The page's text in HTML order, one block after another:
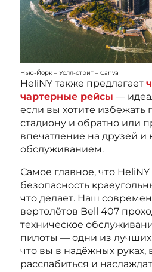
Нью-Йорк – Уолл-стрит – Canva
HeliNY также предлагает
чартерные рейсы —
если вы хотите избежать
стадиону и обратно или
впечатление на друзей и
обслуживанием.
Самое главное, что HeliNY
безопасность
что делает. Наш
вертолётов Bell 407
техническое
пилоты — одни из лучших
что вы в надёжных руках,
расслабиться и